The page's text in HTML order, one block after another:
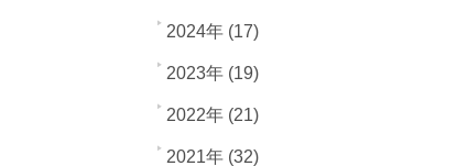
2024年 (17)
2023年 (19)
2022年 (21)
2021年 (32)